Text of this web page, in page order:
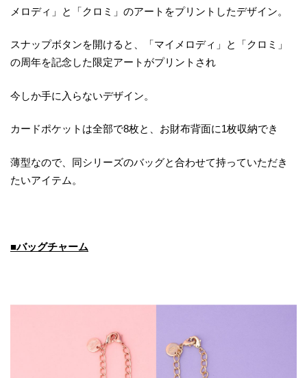
メロディ」と「クロミ」のアートをプリントしたデザイン。
スナップボタンを開けると、「マイメロディ」と「クロミ」
の周年を記念した限定アートがプリントされ
今しか手に入らないデザイン。
カードポケットは全部で8枚と、お財布背面に1枚収納でき
薄型なので、同シリーズのバッグと合わせて持っていただき
たいアイテム。
■バッグチャーム